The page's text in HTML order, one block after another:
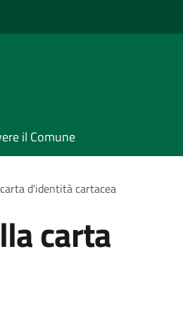
il Comune
d'identità cartacea
carta